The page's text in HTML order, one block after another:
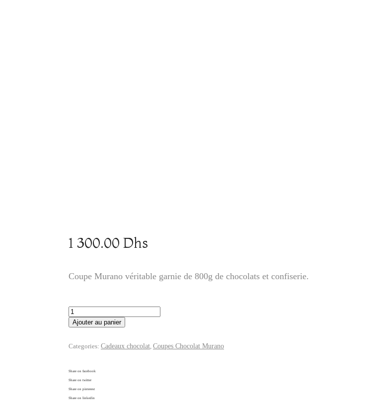
1 300.00 Dhs
Coupe Murano véritable garnie de 800g de chocolats et confiserie.
quantité
de
Coupe
Murano
Ajouter au panier
Categories: Cadeaux chocolat, Coupes Chocolat Murano
Share on facebook
Share on twitter
Share on pinterest
Share on linkedin